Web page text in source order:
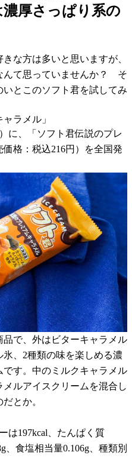
厚さっぱり系の
な方は多いと思いますが、
んて思っていませんか？ そ
とこのソフト君を試してみ
ラメル」
に、「ソフト君伝説のプレ
格：税込216円）を全国発
で、外はビターキャラメル
、2種類の味を楽しめる濃
す。中のミルクキャラメル
ルアイスクリームを混合し
とか。
は197kcal、たんぱく質
、食塩相当量0.106g、種類別